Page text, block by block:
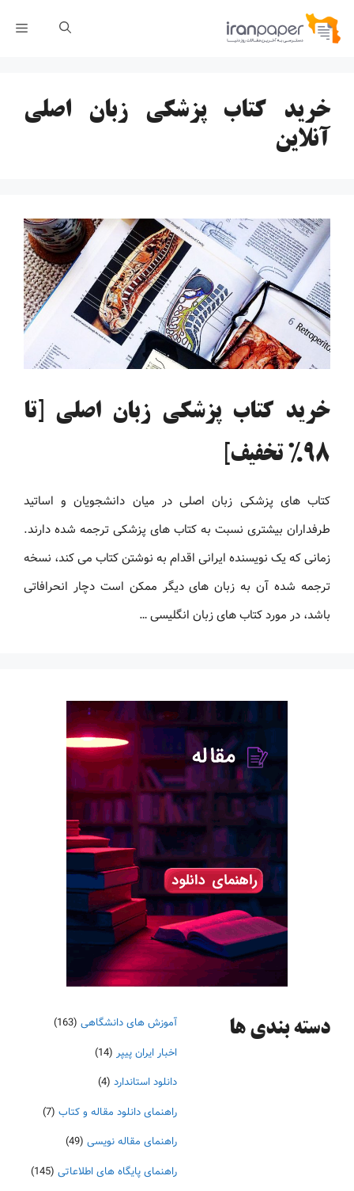
پرش
خرید کتاب پزشکی زبان اصلی
آنلاین
خرید کتاب پزشکی زبان اصلی [تا
98% تخفیف]
کتاب های پزشکی زبان اصلی در میان دانشجویان و اساتید
طرفداران بیشتری نسبت به کتاب های پزشکی ترجمه شده دارند.
زمانی که یک نویسنده ایرانی اقدام به نوشتن کتاب می کند، نسخه
ترجمه شده آن به زبان های دیگر ممکن است دچار انحرافاتی
باشد، در مورد کتاب های زبان انگلیسی …
دسته‌ بندی ها آموزش های دانشگاهی (163)
اخبار ایران پیپر (14)
دانلود استاندارد (4)
راهنمای دانلود مقاله و کتاب (7)
راهنمای مقاله نویسی (49)
راهنمای پایگاه های اطلاعاتی (145)